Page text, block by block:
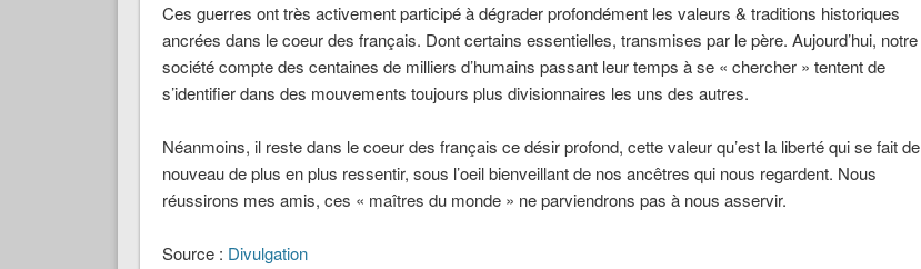
Ces guerres ont très activement participé à dégrader profondément les valeurs & traditions historiques
ancrées dans le coeur des français. Dont certains essentielles, transmises par le père. Aujourd’hui, notre
société compte des centaines de milliers d’humains passant leur temps à se « chercher » tentent de
s’identifier dans des mouvements toujours plus divisionnaires les uns des autres.
Néanmoins, il reste dans le coeur des français ce désir profond, cette valeur qu’est la liberté qui se fait de
nouveau de plus en plus ressentir, sous l’oeil bienveillant de nos ancêtres qui nous regardent. Nous
réussirons mes amis, ces « maîtres du monde » ne parviendrons pas à nous asservir.
Source : Divulgation